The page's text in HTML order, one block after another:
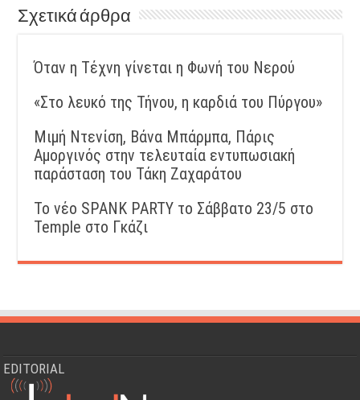
Σχετικά άρθρα
Όταν η Τέχνη γίνεται η Φωνή του Νερού
«Στο λευκό της Τήνου, η καρδιά του Πύργου»
Μιμή Ντενίση, Βάνα Μπάρμπα, Πάρις
Αμοργινός στην τελευταία εντυπωσιακή
παράσταση του Τάκη Ζαχαράτου
Το νέο SPANK PARTY το Σάββατο 23/5 στο
Temple στο Γκάζι
EDITORIAL